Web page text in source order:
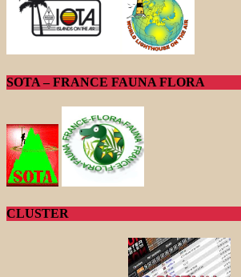
SOTA – FRANCE FAUNA FLORA
CLUSTER